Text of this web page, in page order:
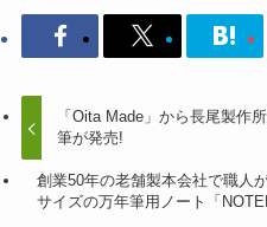
「Oita Made」から長尾製作
筆が発売!
創業50年の老舗製本会社で職人
サイズの万年筆用ノート「